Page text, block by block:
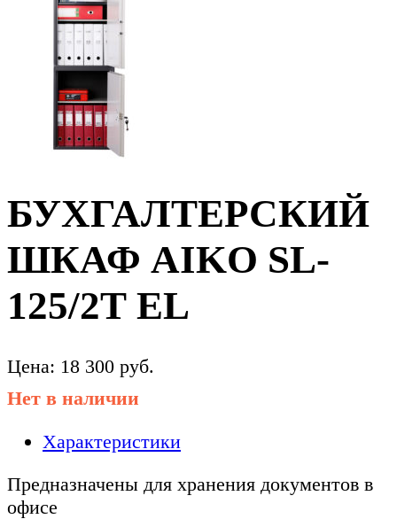
БУХГАЛТЕРСКИЙ
ШКАФ AIKO SL-
125/2Т EL
Цена: 18 300 руб.
Нет в наличии
Характеристики
Предназначены для хранения документов в
офисе